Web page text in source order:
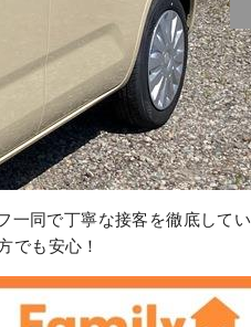
一同で丁寧な接客を徹底してい
でも安心！